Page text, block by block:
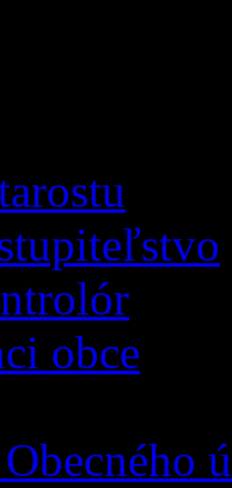
obce